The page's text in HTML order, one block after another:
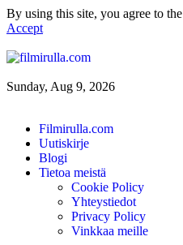
By using this site, you agree to the
Accept
Sunday, Aug 9, 2026
Filmirulla.com
Uutiskirje
Blogi
Tietoa meistä
Cookie Policy
Yhteystiedot
Privacy Policy
Vinkkaa meille